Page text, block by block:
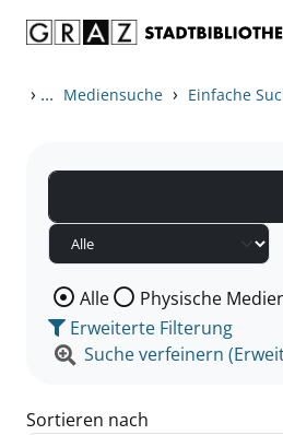
› ... Mediensuche › Einfache
Wählen Sie die Medienart
Alle Physische
Erweiterte Filterung
Suche verfeinern
Sortieren nach